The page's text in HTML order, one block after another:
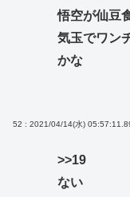
悟空が仙豆
気玉でワン
かな
52 : 2021/04/14(水)
>>19
ない